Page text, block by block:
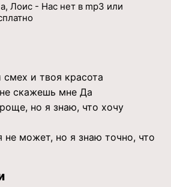
Лоис - Нас нет в mp3 или
смех и твоя красота
скажешь мне Да
но я знаю, что хочу
не может, но я знаю точно, что